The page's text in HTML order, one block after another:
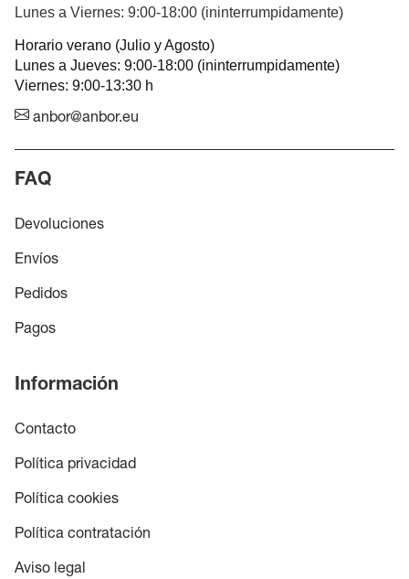
Lunes a Viernes: 9:00-18:00 (ininterrumpidamente)
Horario verano (Julio y Agosto)
Lunes a Jueves: 9:00-18:00 (ininterrumpidamente)
Viernes: 9:00-13:30 h
anbor@anbor.eu
FAQ
Devoluciones
Envíos
Pedidos
Pagos
Información
Contacto
Política privacidad
Política cookies
Política contratación
Aviso legal